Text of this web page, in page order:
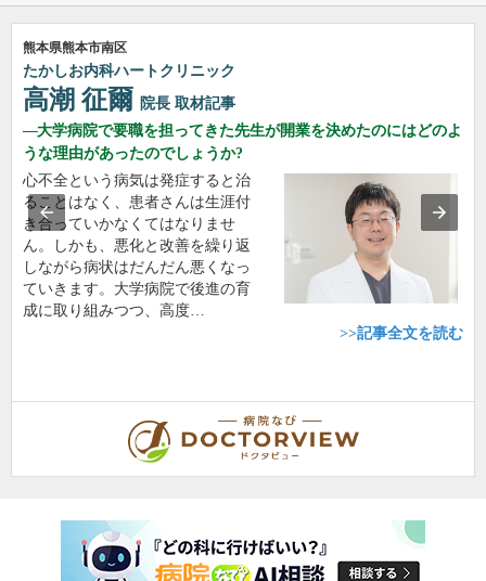
熊本県熊本市南区
たかしお内科ハートクリニック
高潮 征爾 院長 取材記事
大学病院で要職を担ってきた先生が開業を決めたのにはどのよ
うな理由があったのでしょうか?
心不全という病気は発症すると治
ることはなく、患者さんは生涯付
き合っていかなくてはなりませ
ん。しかも、悪化と改善を繰り返
しながら病状はだんだん悪くなっ
ていきます。大学病院で後進の育
成に取り組みつつ、高度…
>>記事全文を読む